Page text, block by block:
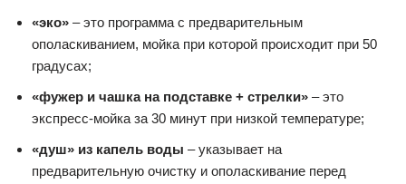
«эко» – это программа с предварительным
ополаскиванием, мойка при которой происходит при 50
градусах;
«фужер и чашка на подставке + стрелки» – это
экспресс-мойка за 30 минут при низкой температуре;
«душ» из капель воды – указывает на
предварительную очистку и ополаскивание перед